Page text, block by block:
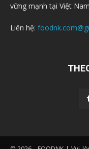
vững mạnh tại Việt
Liên hệ: